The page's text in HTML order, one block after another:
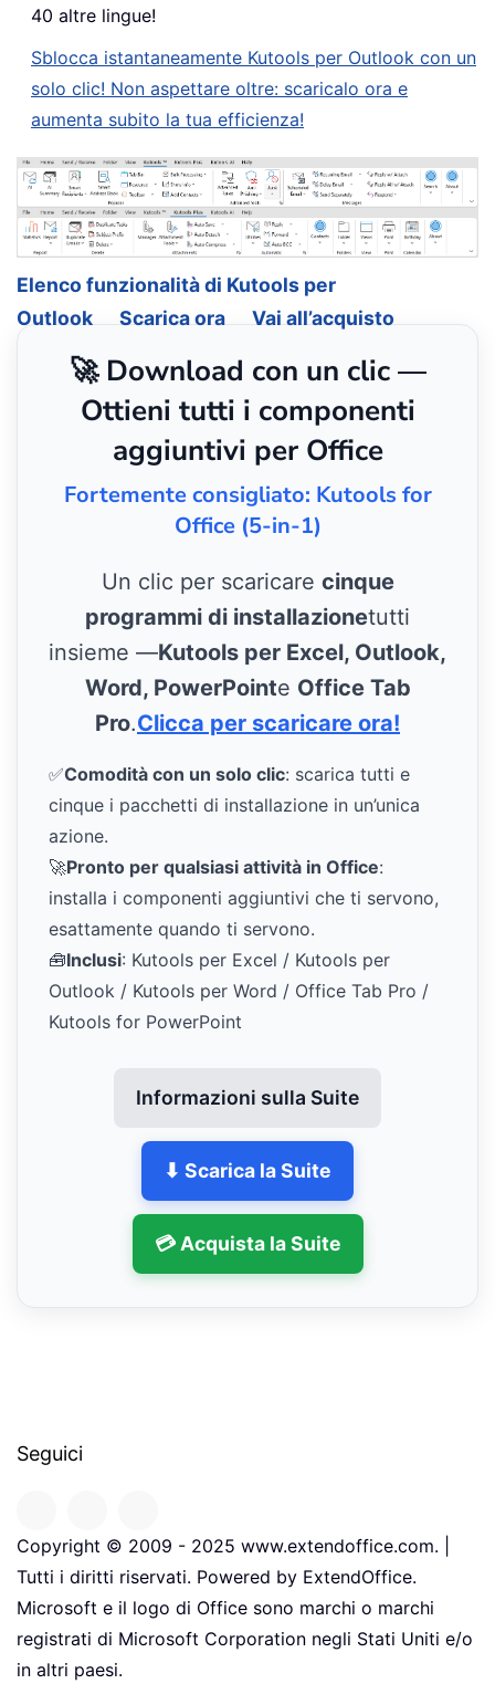
40 altre lingue!
Sblocca istantaneamente Kutools per Outlook con un
solo clic! Non aspettare oltre: scaricalo ora e
aumenta subito la tua efficienza!
Elenco funzionalità di Kutools per
Outlook
Scarica ora Vai all’acquisto
🚀 Download con un clic —
Ottieni tutti i componenti
aggiuntivi per Office
Fortemente consigliato: Kutools for
Office (5-in-1)
Un clic per scaricare cinque
programmi di installazionetutti
insieme —Kutools per Excel, Outlook,
Word, PowerPointe Office Tab
Pro.Clicca per scaricare ora!
✅Comodità con un solo clic: scarica tutti e
cinque i pacchetti di installazione in un’unica
azione.
🚀Pronto per qualsiasi attività in Office:
installa i componenti aggiuntivi che ti servono,
esattamente quando ti servono.
🧰Inclusi: Kutools per Excel / Kutools per
Outlook / Kutools per Word / Office Tab Pro /
Kutools for PowerPoint
Informazioni sulla Suite
⬇ Scarica la Suite
💳 Acquista la Suite
Seguici
Copyright © 2009 - 2025 www.extendoffice.com. |
Tutti i diritti riservati. Powered by ExtendOffice.
Microsoft e il logo di Office sono marchi o marchi
registrati di Microsoft Corporation negli Stati Uniti e/o
in altri paesi.